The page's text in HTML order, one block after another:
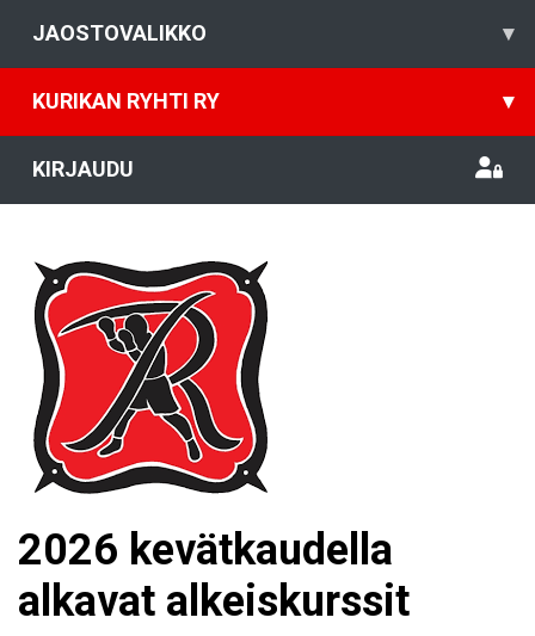
JAOSTOVALIKKO ▾
KURIKAN RYHTI RY ▾
KIRJAUDU
2026 kevätkaudella
alkavat alkeiskurssit